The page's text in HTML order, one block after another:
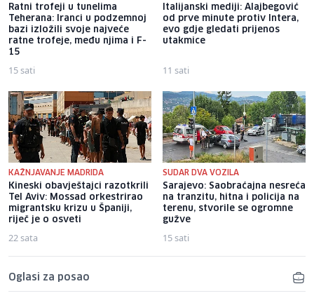
Ratni trofeji u tunelima
Teherana: Iranci u podzemnoj
bazi izložili svoje najveće
ratne trofeje, među njima i F-
15
15 sati
Italijanski mediji: Alajbegović
od prve minute protiv Intera,
evo gdje gledati prijenos
utakmice
11 sati
KAŽNJAVANJE MADRIDA
Kineski obavještajci razotkrili
Tel Aviv: Mossad orkestrirao
migrantsku krizu u Španiji,
riječ je o osveti
22 sata
SUDAR DVA VOZILA
Sarajevo: Saobraćajna nesreća
na tranzitu, hitna i policija na
terenu, stvorile se ogromne
gužve
15 sati
Oglasi za posao